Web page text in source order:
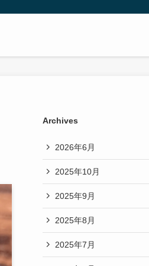
Archives
2026年6月
2025年10月
2025年9月
2025年8月
2025年7月